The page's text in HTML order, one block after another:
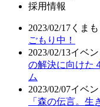
採用情報
2023/02/17 くま
ごもり中！
2023/02/13イベン
の解決に向けた
ム
2023/02/07イベン
「森の伝言。生